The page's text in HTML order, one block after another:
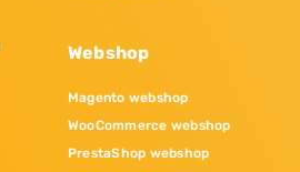
Webshop
Magento webshop
WooCommerce webshop
PrestaShop webshop